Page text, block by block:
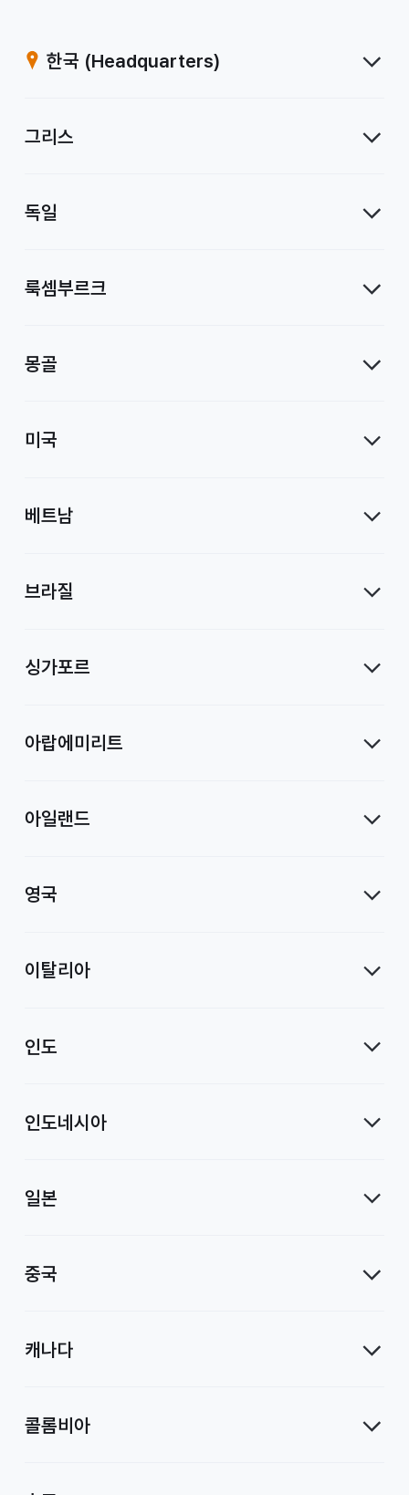
한국 (Headquarters)
그리스
독일
룩셈부르크
몽골
미국
베트남
브라질
싱가포르
아랍에미리트
아일랜드
영국
이탈리아
인도
인도네시아
일본
중국
캐나다
콜롬비아